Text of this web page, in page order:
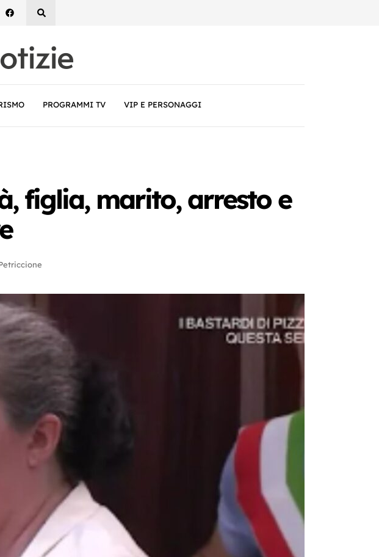
PROGRAMMI TV VIP E PERSONAGGI
figlia, marito, arresto e